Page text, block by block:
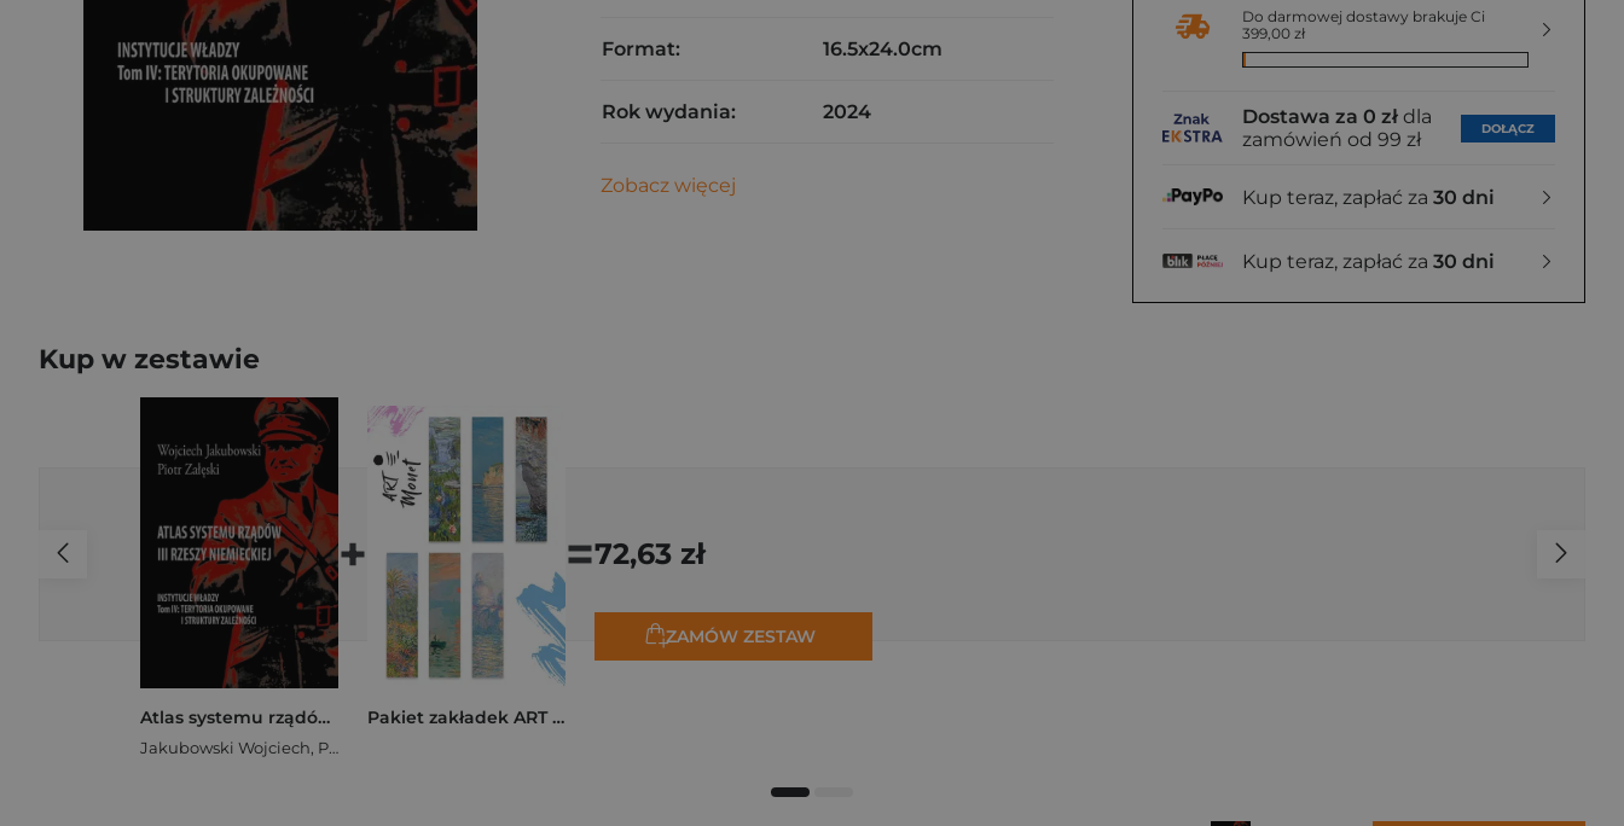
Do darmowej dostawy brakuje Ci
399,00 zł
Dostawa za 0 zł dla
zamówień od 99 zł
DOŁĄCZ
Kup teraz, zapłać za 30 dni
Kup teraz, zapłać za 30 dni
Format: 16.5x24.0cm
Rok wydania: 2024
Zobacz więcej
Kup w zestawie
Atlas systemu rządów III Rzeszy Niemieckiej Tom IV Terytoria okupowane i struktury zależności
Jakubowski Wojciech, Piotr Załęski
+
Pakiet zakładek ART Monet
=72,63 zł
ZAMÓW ZESTAW